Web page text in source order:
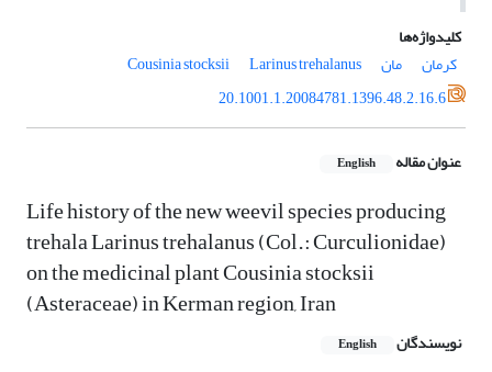
کلیدواژه‌ها
کرمان
مان Cousinia stocksii
Larinus trehalanus
20.1001.1.20084781.1396.48.2.16.6
عنوان مقاله English
Life history of the new weevil species producing
trehala Larinus trehalanus (Col.: Curculionidae)
on the medicinal plant Cousinia stocksii
(Asteraceae) in Kerman region, Iran
نویسندگان English